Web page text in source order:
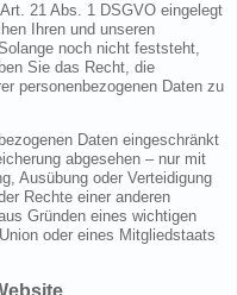
21 Abs. 1 DSGVO eingelegt
Ihren und unseren
noch nicht feststeht,
Sie das Recht, die
personenbezogenen Daten zu
Daten eingeschränkt
abgesehen – nur mit
Ausübung oder Verteidigung
Rechte einer anderen
Gründen eines wichtigen
oder eines Mitgliedstaats